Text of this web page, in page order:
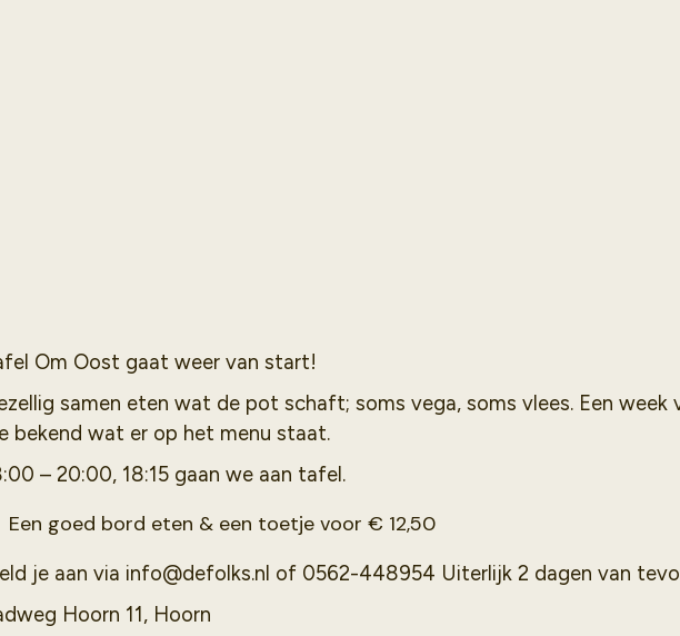
Om Oost gaat weer van start!
samen eten wat de pot schaft; soms vega, soms vlees. Een week
bekend wat er op het menu staat.
– 20:00, 18:15 gaan we aan tafel.
Een goed bord eten & een toetje voor € 12,50
je aan via info@defolks.nl of 0562-448954 Uiterlijk 2 dagen van
Hoorn 11, Hoorn